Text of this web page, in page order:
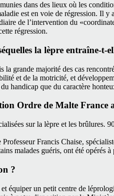
dans des lieux où les
est en voie de régression. Il
de l’intervention du
régression.
la lèpre entraîne-t-
la grande majorité des cas
et de la motricité, et
handicap que du caractère
Ordre de Malte France
sur la lèpre et les brûlures.
Francis Chaise,
malades guéris, ont été opérés à
?
équiper un petit centre de